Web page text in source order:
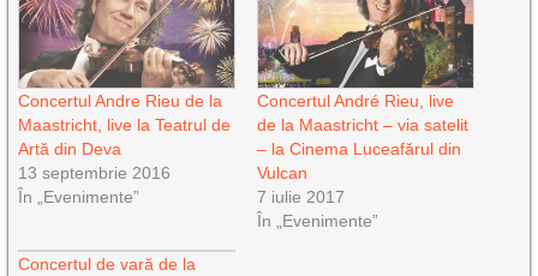
Concertul Andre Rieu de la
Maastricht, live la Teatrul de
Artă din Deva
13 septembrie 2016
În „Evenimente”
Concertul André Rieu, live
de la Maastricht – via satelit
– la Cinema Luceafărul din
Vulcan
7 iulie 2017
În „Evenimente”
Concertul de vară de la